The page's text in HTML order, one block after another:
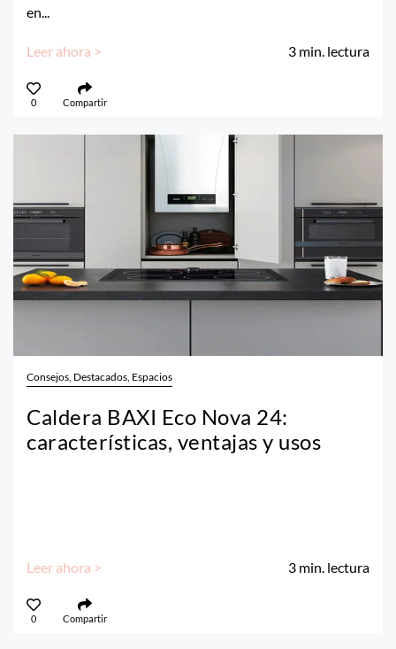
en...
Leer ahora > 3 min. lectura
0 Compartir
Consejos, Destacados, Espacios
Caldera BAXI Eco Nova 24:
características, ventajas y usos
Leer ahora > 3 min. lectura
0 Compartir